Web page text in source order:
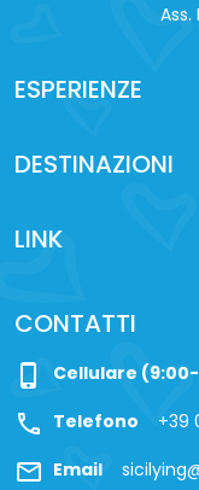
Ass.
ESPERIENZE
DESTINAZIONI
LINK
CONTATTI
phone_iphone Cellulare
call Telefono +39
mail Email